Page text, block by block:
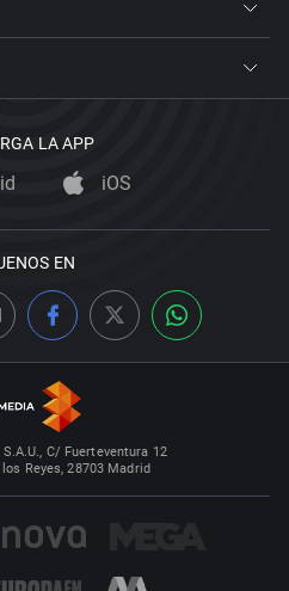
LA APP
iOS
EN
C/ Fuerteventura 12
Reyes, 28703 Madrid